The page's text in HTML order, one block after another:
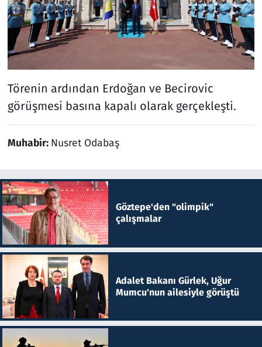
Törenin ardından Erdoğan ve Becirovic
görüşmesi basına kapalı olarak gerçekleşti.
Muhabir: Nusret Odabaş
Göztepe'den "olimpik"
çalışmalar
Adalet Bakanı Gürlek, Uğur
Mumcu'nun ailesiyle görüştü